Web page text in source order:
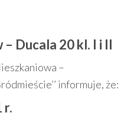
Ducala 20 kl. I i II
–
informuje, że:
r.